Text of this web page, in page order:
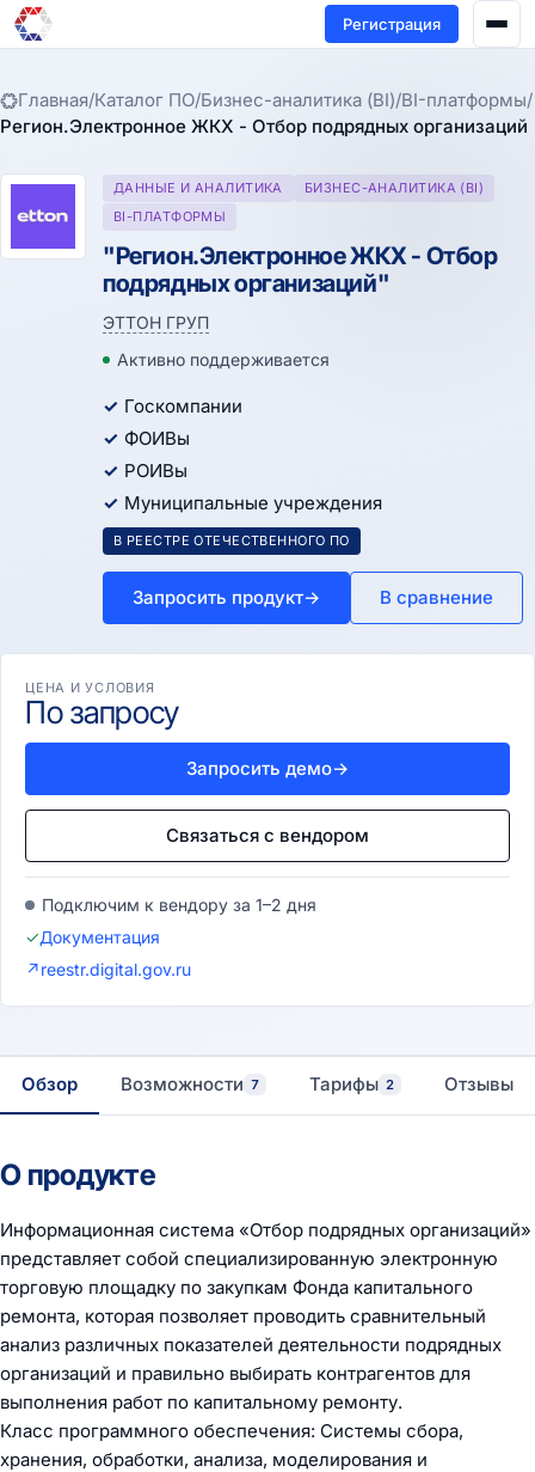
Регистрация
Главная/Каталог ПО/Бизнес-аналитика (BI)/BI-платформы/
Регион.Электронное ЖКХ - Отбор подрядных организаций
ДАННЫЕ И АНАЛИТИКА
БИЗНЕС-АНАЛИТИКА (BI)
BI-ПЛАТФОРМЫ
"Регион.Электронное ЖКХ - Отбор
подрядных организаций"
ЭТТОН ГРУП
Активно поддерживается
Госкомпании
ФОИВы
РОИВы
Муниципальные учреждения
В РЕЕСТРЕ ОТЕЧЕСТВЕННОГО ПО
Запросить продукт→ В сравнение
ЦЕНА И УСЛОВИЯ
По запросу
Запросить демо→
Связаться с вендором
Подключим к вендору за 1–2 дня
✓Документация
↗reestr.digital.gov.ru
Обзор Возможности 7 Тарифы 2 Отзывы
О продукте
Информационная система «Отбор подрядных организаций»
представляет собой специализированную электронную
торговую площадку по закупкам Фонда капитального
ремонта, которая позволяет проводить сравнительный
анализ различных показателей деятельности подрядных
организаций и правильно выбирать контрагентов для
выполнения работ по капитальному ремонту.
Класс программного обеспечения: Системы сбора,
хранения, обработки, анализа, моделирования и